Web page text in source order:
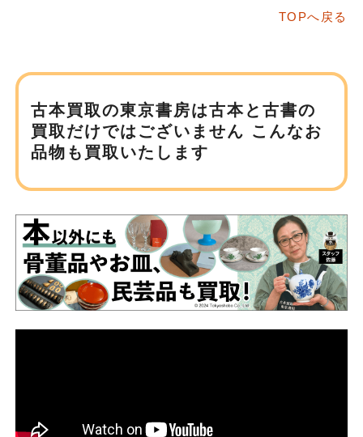
TOPへ戻る
古本買取の東京書房は古本と古書の
買取だけではございません こんなお
品物も買取いたします